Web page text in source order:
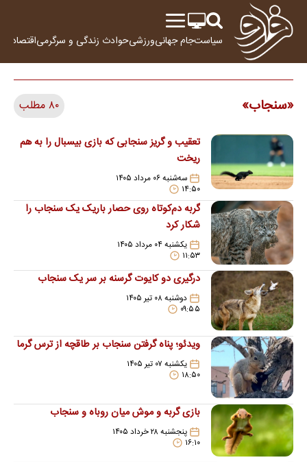
سیاستجام جهانیورزشیحوادث زندگی و سرگرمیاقتصاد
سنجاب ۸۰ مطلب
تعقیب و گریز سنجابی که بازی بیسبال را به هم
ریخت
سه‌شنبه ۰۶ مرداد ۱۴۰۵
۱۴:۵۰
گربه دم‌کوتاه روی حصار باریک یک سنجاب را
شکار کرد
یکشنبه ۰۴ مرداد ۱۴۰۵
۱۱:۵۳
درگیری دو کایوت گرسنه بر سر یک سنجاب
دوشنبه ۰۸ تیر ۱۴۰۵
۰۹:۵۵
ویدئو؛ پناه گرفتن سنجاب بر طاقچه از ترس گرما
یکشنبه ۰۷ تیر ۱۴۰۵
۱۸:۵۰
بازی گربه و موش میان روباه و سنجاب
پنجشنبه ۲۸ خرداد ۱۴۰۵
۱۶:۱۰